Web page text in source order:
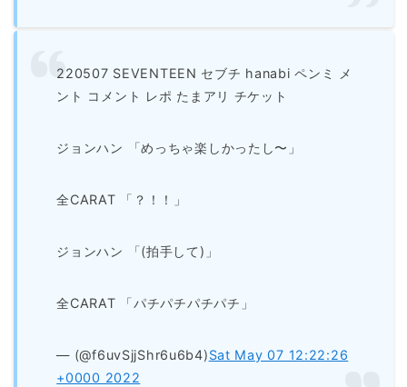
220507 SEVENTEEN セブチ hanabi ペンミ メ
ント コメント レポ たまアリ チケット
ジョンハン 「めっちゃ楽しかったし〜」
全CARAT 「？！！」
ジョンハン 「(拍手して)」
全CARAT 「パチパチパチパチ」
— (@f6uvSjjShr6u6b4)Sat May 07 12:22:26
+0000 2022